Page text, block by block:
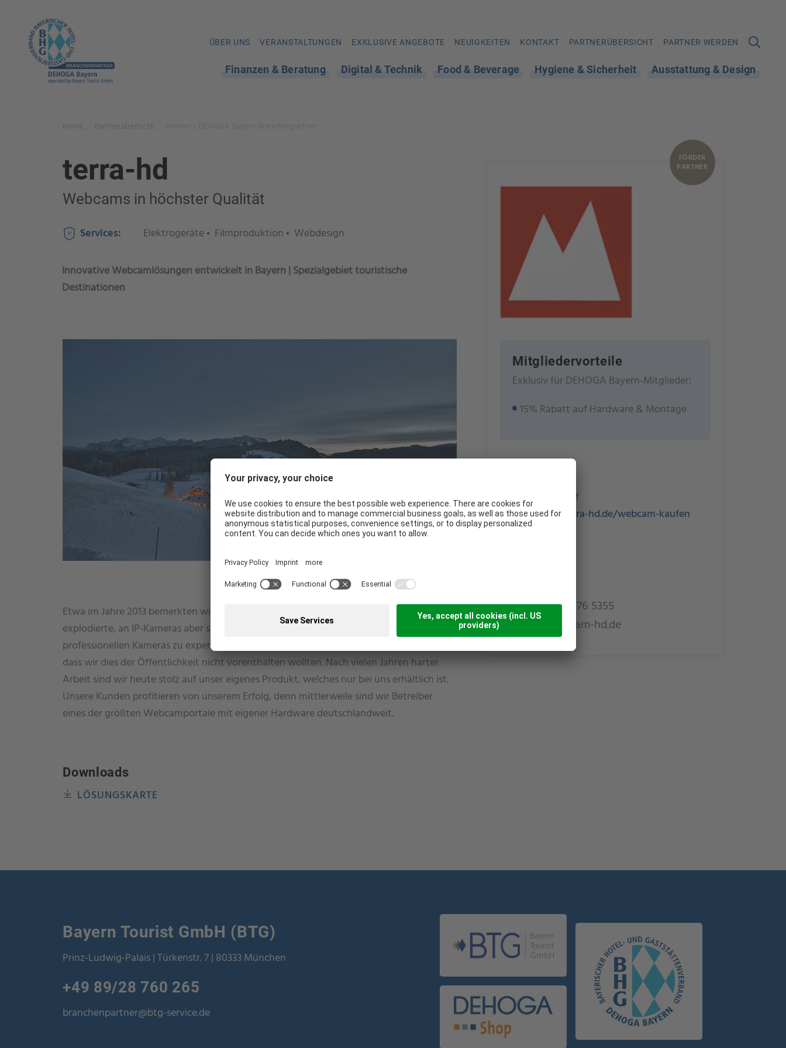
ÜBER UNS VERANSTALTUNGEN EXKLUSIVE ANGEBOTE NEUIGKEITEN KONTAKT PARTNERÜBERSICHT PARTNER WERDEN
Finanzen & Beratung Digital & Technik Food & Beverage Hygiene & Sicherheit Ausstattung & Design
WIE KÖNNEN WIR IHNEN HELFEN?
FÖRDER
PARTNER
Mitgliedervorteile
Exklusiv für DEHOGA Bayern-Mitglieder:
15% Rabatt auf Hardware & Montage
83377 Vachendorf
https://www.terra-hd.de/webcam-kaufen
+49 (0)151 1076 5355
info@webcam-hd.de
Home Partnerübersicht
terra-hd
Webcams in höchster Qualität
Services: Elektrogeräte Filmproduktion Webdesign
Innovative Webcamlösungen entwickelt in Bayern | Spezialgebiet touristische
Destinationen
Etwa im Jahre 2013 bemerkten wir, dass die Entwicklung im Bereich Kameratechnologie
explodierte, an IP-Kameras aber spurlos vorüberging. Also begannen wir selbst mit
professionellen Kameras zu experimentieren. Die Ergebnisse waren so beeindruckend,
dass wir dies der Öffentlichkeit nicht vorenthalten wollten. Nach vielen Jahren harter
Arbeit sind wir heute stolz auf unser eigenes Produkt, welches nur bei uns erhältlich ist.
Unsere Kunden profitieren von unserem Erfolg, denn mittlerweile sind wir Betreiber
eines der größten Webcamportale mit eigener Hardware deutschlandweit.
Downloads
LÖSUNGSKARTE
Bayern Tourist GmbH (BTG)
Prinz-Ludwig-Palais | Türkenstr. 7 | 80333 München
+49 89/28 760 265
branchenpartner@btg-service.de